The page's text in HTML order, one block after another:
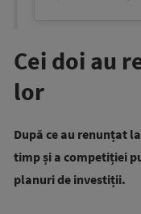
Cei doi au
lor
După ce au renunțat
timp și a competiției
planuri de investiții.